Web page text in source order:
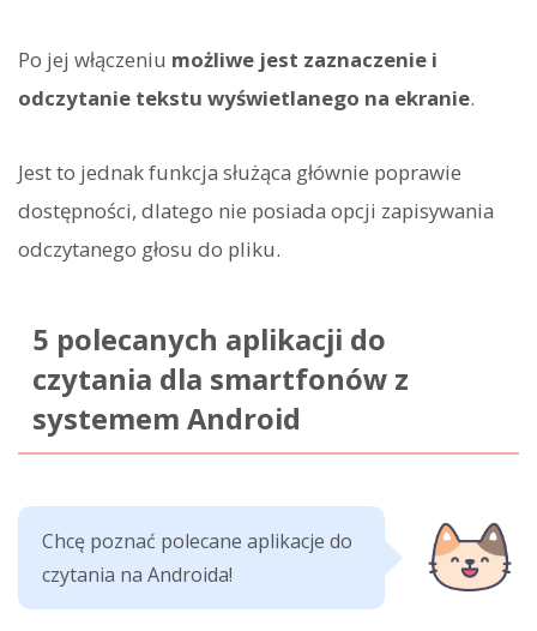
Po jej włączeniu możliwe jest zaznaczenie i
odczytanie tekstu wyświetlanego na ekranie.
Jest to jednak funkcja służąca głównie poprawie
dostępności, dlatego nie posiada opcji zapisywania
odczytanego głosu do pliku.
5 polecanych aplikacji do
czytania dla smartfonów z
systemem Android
Chcę poznać polecane aplikacje do
czytania na Androida!